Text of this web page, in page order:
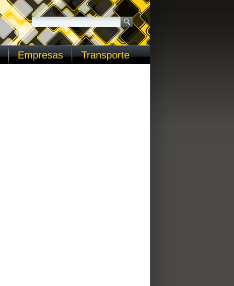
Empresas Transporte